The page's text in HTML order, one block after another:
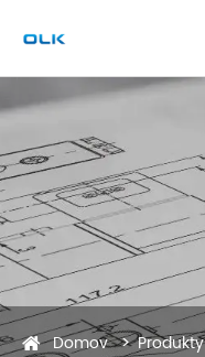
Domov Produkty